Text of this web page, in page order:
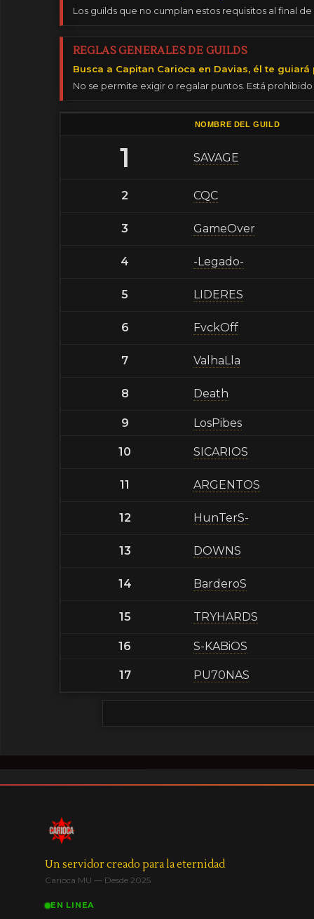
Los guilds que no cumplan estos requisitos al final
REGLAS GENERALES DE GUILDS
Busca a Capitan Carioca en Davias, él te
No se permite exigir o regalar puntos. Está
NOMBRE DEL GUILD
1 SAVAGE
2 CQC
3 GameOver
4 -Legado-
5 LIDERES
6 FvckOff
7 ValhaLla
8 Death
9 LosPibes
10 SICARIOS
11 ARGENTOS
12 HunTerS-
13 DOWNS
14 BarderoS
15 TRYHARDS
16 S-KABiOS
17 PU70NAS
Un servidor creado para la eternidad
Carioca MU — Desde 2025
EN LINEA